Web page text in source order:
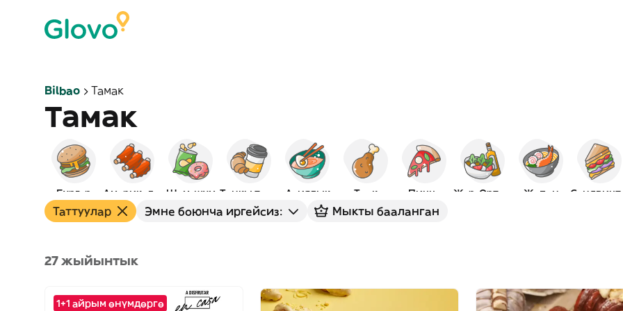
Bilbao Тамак
Тамак
Бургер Шам-шум Азиялык Тоок Пицца Жапон Сэндвичтер
Таттуулар Эмне боюнча иргейсиз: Мыкты бааланган
27 жыйынтык
1+1 айрым өнүмдөргө